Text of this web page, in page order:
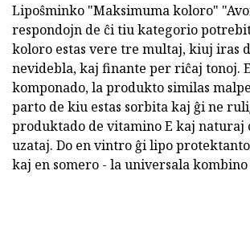
Lipoŝminko "Maksimuma koloro"
respondojn de ĉi tiu kategorio
koloro estas vere tre multaj, kiuj iras
nevidebla, kaj finante per riĉaj tonoj.
komponado, la produkto similas
parto de kiu estas sorbita kaj ĝi ne
produktado de vitamino E kaj naturaj
uzataj. Do en vintro ĝi lipo
kaj en somero - la universala